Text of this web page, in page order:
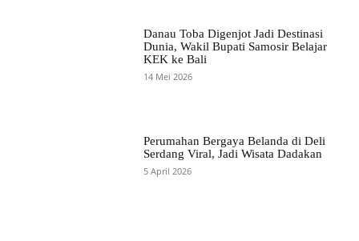
Danau Toba Digenjot Jadi Destinasi
Dunia, Wakil Bupati Samosir Belajar
KEK ke Bali
14 Mei 2026
Perumahan Bergaya Belanda di Deli
Serdang Viral, Jadi Wisata Dadakan
5 April 2026